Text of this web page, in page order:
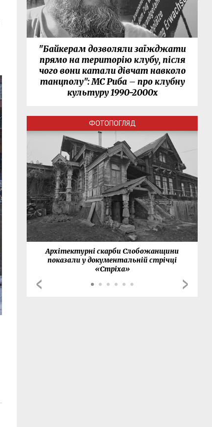
"Байкерам дозволяли заїжджати
прямо на територію клубу, після
чого вони катали дівчат навколо
танцполу": МС Риба – про клубну
культуру 1990-2000х
ФОТОПОГЛЯД
Архітектурні скарби Слобожанщини
показали у документальній стрічці
«Стріха»